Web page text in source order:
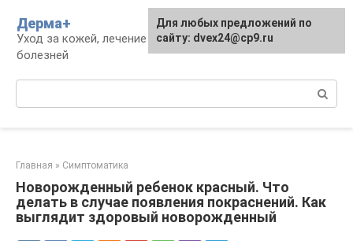
контенту
Дерма+
Уход за кожей, лечение дерматологических
болезней
Главная » Симптоматика
Новорожденный ребенок красный. Что
делать в случае появления покраснений. Как
выглядит здоровый новорожденный
Для любых предложений по
сайту: dvex24@cp9.ru